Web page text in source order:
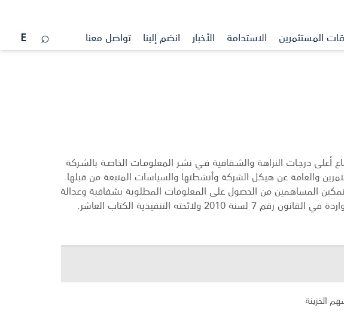
المستثمرين الاستدامة الأخبار انضم إلينا تواصل معنا
درجـات النزاهة والشـفافية فـي نشـر المعلومـات الخاصـة بالشـركة
والعامة عن هيكل الشركة وأنشطتها والسياسات المتبعة من قبلها.
المساهمين من الحصول على المعلومات المطلوبة بشفافية وعدالة
التنفيذية الكتاب العاشر.
الخزينة